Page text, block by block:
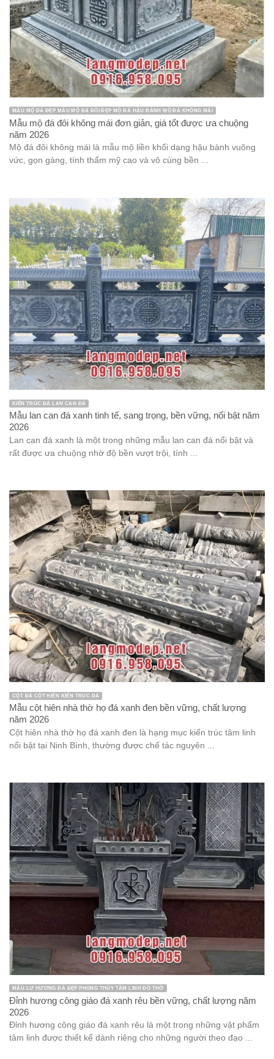
MẪU MỘ ĐÁ ĐẸP MẪU MỘ ĐÁ ĐÔI ĐẸP MỘ ĐÁ HẬU BÀNH MỘ ĐÁ KHÔNG MÁI
Mẫu mộ đá đôi không mái đơn giản, giá tốt được ưa chuộng
năm 2026
Mộ đá đôi không mái là mẫu mộ liền khối dạng hậu bành vuông
vức, gọn gàng, tính thẩm mỹ cao và vô cùng bền ...
KIẾN TRÚC ĐÁ LAN CAN ĐÁ
Mẫu lan can đá xanh tinh tế, sang trọng, bền vững, nổi bật năm
2026
Lan can đá xanh là một trong những mẫu lan can đá nổi bật và
rất được ưa chuộng nhờ độ bền vượt trội, tính ...
CỘT ĐÁ CỘT HIÊN KIẾN TRÚC ĐÁ
Mẫu cột hiên nhà thờ họ đá xanh đen bền vững, chất lượng
năm 2026
Cột hiên nhà thờ họ đá xanh đen là hạng mục kiến trúc tâm linh
nổi bật tại Ninh Bình, thường được chế tác nguyên ...
MẪU LƯ HƯƠNG ĐÁ ĐẸP PHONG THỦY TÂM LINH ĐỒ THỜ
Đỉnh hương công giáo đá xanh rêu bền vững, chất lượng năm
2026
Đỉnh hương công giáo đá xanh rêu là một trong những vật phẩm
tâm linh được thiết kế dành riêng cho những người theo đạo ...